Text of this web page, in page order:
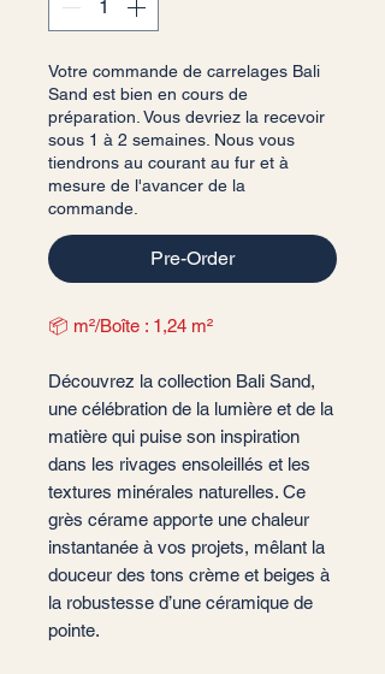
Votre commande de carrelages Bali
Sand est bien en cours de
préparation. Vous devriez la recevoir
sous 1 à 2 semaines. Nous vous
tiendrons au courant au fur et à
mesure de l'avancer de la
commande.
Pre-Order
📦 m²/Boîte : 1,24 m²
Découvrez la collection Bali Sand,
une célébration de la lumière et de la
matière qui puise son inspiration
dans les rivages ensoleillés et les
textures minérales naturelles. Ce
grès cérame apporte une chaleur
instantanée à vos projets, mêlant la
douceur des tons crème et beiges à
la robustesse d’une céramique de
pointe.